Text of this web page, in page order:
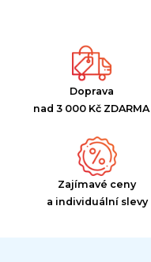
Doprava
nad 3 000 Kč ZDARMA
Zajímavé ceny
a individuální slevy